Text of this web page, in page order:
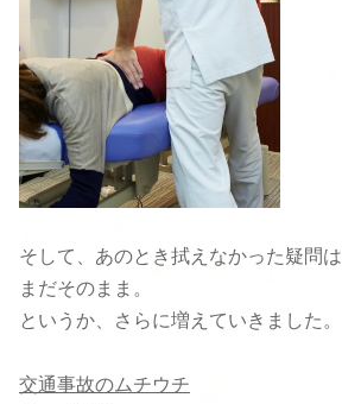
そして、あのとき拭えなかった疑問は
まだそのまま。
というか、さらに増えていきました。
交通事故のムチウチ